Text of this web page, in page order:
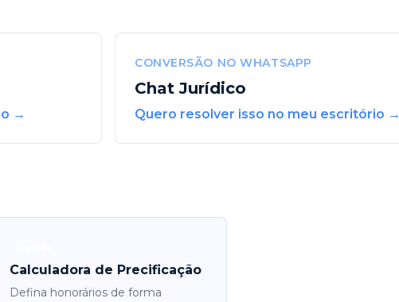
→
CONVERSÃO NO WHATSAPP
Chat Jurídico
Quero resolver isso no meu escritório →
Calculadora de Precificação
Defina honorários de forma